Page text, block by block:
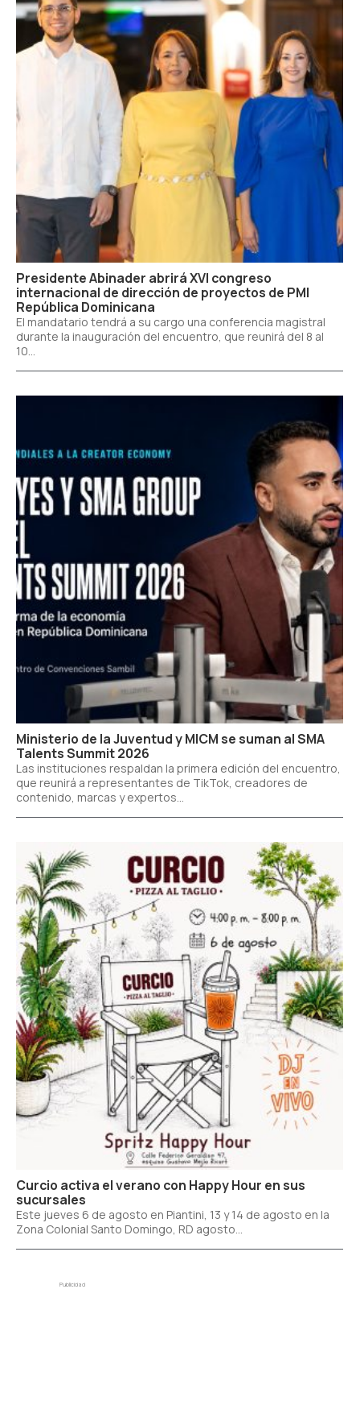
Presidente Abinader abrirá XVI congreso
internacional de dirección de proyectos de PMI
República Dominicana
El mandatario tendrá a su cargo una conferencia magistral
durante la inauguración del encuentro, que reunirá del 8 al
10...
Ministerio de la Juventud y MICM se suman al SMA
Talents Summit 2026
Las instituciones respaldan la primera edición del encuentro,
que reunirá a representantes de TikTok, creadores de
contenido, marcas y expertos...
Curcio activa el verano con Happy Hour en sus
sucursales
Este jueves 6 de agosto en Piantini, 13 y 14 de agosto en la
Zona Colonial Santo Domingo, RD agosto...
Publicidad